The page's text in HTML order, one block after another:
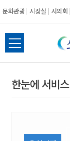
문화관광 시장실 시의회
전
체
뉴
열
한눈에 서비스